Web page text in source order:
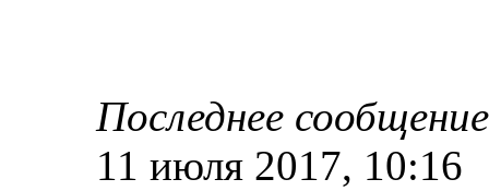
Последнее
11 июля 2017, 10:16